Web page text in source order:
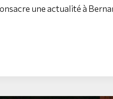
une actualité à